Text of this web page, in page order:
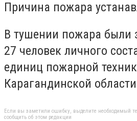
Причина пожара
В тушении пожара были
27 человек личного
единиц пожарной
Карагандинской
Если вы заметили ошибку, выделите необходимый
сообщить об этом редакции